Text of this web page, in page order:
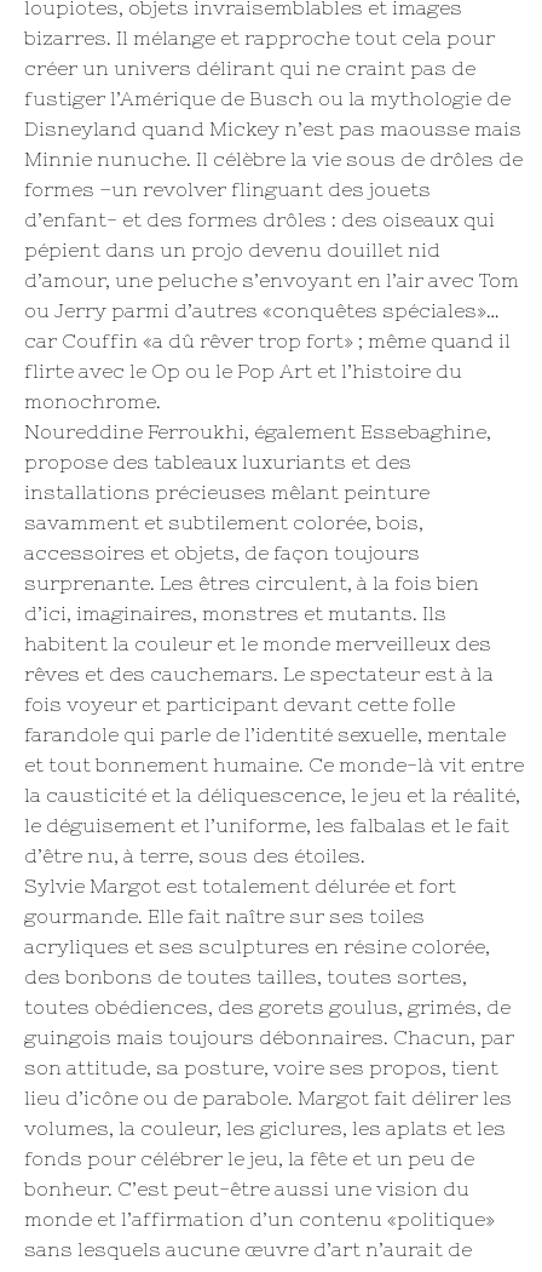
loupiotes, objets invraisemblables et images
bizarres. Il mélange et rapproche tout cela pour
créer un univers délirant qui ne craint pas de
fustiger l’Amérique de Busch ou la mythologie de
Disneyland quand Mickey n’est pas maousse mais
Minnie nunuche. Il célèbre la vie sous de drôles de
formes –un revolver flinguant des jouets
d’enfant- et des formes drôles : des oiseaux qui
pépient dans un projo devenu douillet nid
d’amour, une peluche s’envoyant en l’air avec Tom
ou Jerry parmi d’autres «conquêtes spéciales»…
car Couffin «a dû rêver trop fort» ; même quand il
flirte avec le Op ou le Pop Art et l’histoire du
monochrome.
Noureddine Ferroukhi, également Essebaghine,
propose des tableaux luxuriants et des
installations précieuses mêlant peinture
savamment et subtilement colorée, bois,
accessoires et objets, de façon toujours
surprenante. Les êtres circulent, à la fois bien
d’ici, imaginaires, monstres et mutants. Ils
habitent la couleur et le monde merveilleux des
rêves et des cauchemars. Le spectateur est à la
fois voyeur et participant devant cette folle
farandole qui parle de l’identité sexuelle, mentale
et tout bonnement humaine. Ce monde-là vit entre
la causticité et la déliquescence, le jeu et la réalité,
le déguisement et l’uniforme, les falbalas et le fait
d’être nu, à terre, sous des étoiles.
Sylvie Margot est totalement délurée et fort
gourmande. Elle fait naître sur ses toiles
acryliques et ses sculptures en résine colorée,
des bonbons de toutes tailles, toutes sortes,
toutes obédiences, des gorets goulus, grimés, de
guingois mais toujours débonnaires. Chacun, par
son attitude, sa posture, voire ses propos, tient
lieu d’icône ou de parabole. Margot fait délirer les
volumes, la couleur, les giclures, les aplats et les
fonds pour célébrer le jeu, la fête et un peu de
bonheur. C’est peut-être aussi une vision du
monde et l’affirmation d’un contenu «politique»
sans lesquels aucune œuvre d’art n’aurait de